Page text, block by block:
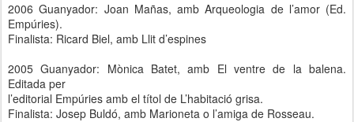
2006 Guanyador: Joan Mañas, amb Arqueologia de l’amor (Ed.
Empúries).
Finalista: Ricard Biel, amb Llit d’espines
2005 Guanyador: Mònica Batet, amb El ventre de la balena.
Editada per
l’editorial Empúries amb el títol de L’habitació grisa.
Finalista: Josep Buldó, amb Marioneta o l’amiga de Rosseau.